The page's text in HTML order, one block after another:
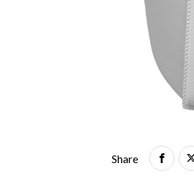
Share